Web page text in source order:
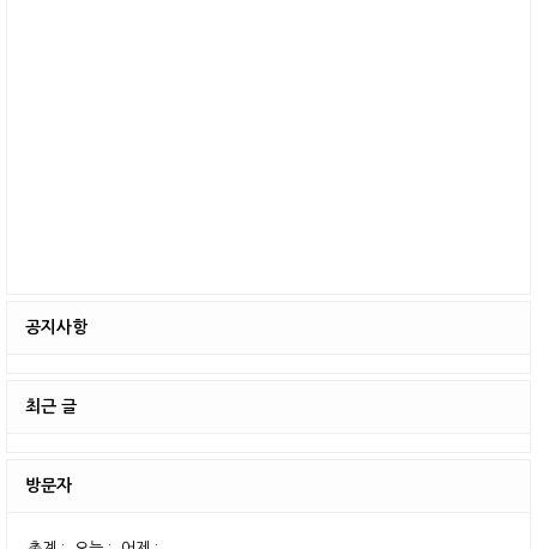
공지사항
최근 글
방문자